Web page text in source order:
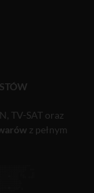
TV-SAT oraz
z pełnym